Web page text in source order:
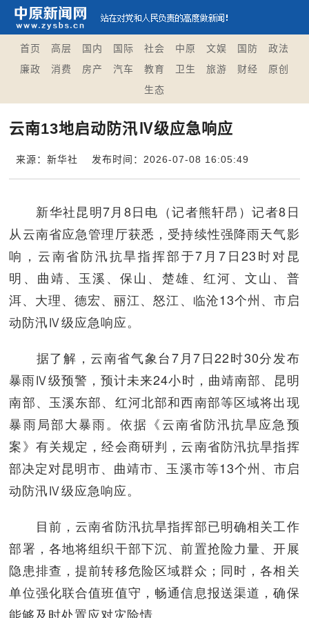
首页 高层 国内 国际 社会 中原 文娱 国防
政法
廉政
消费 房产 汽车 教育 卫生 旅游 财经
原创
生态
云南13地启动防汛Ⅳ级应急响应
来源：新华社 发布时间：2026-07-08 16:05:49
新华社昆明7月8日电（记者熊轩昂）记者8日
从云南省应急管理厅获悉，受持续性强降雨天气影
响，云南省防汛抗旱指挥部于7月7日23时对昆
明、曲靖、玉溪、保山、楚雄、红河、文山、普
洱、大理、德宏、丽江、怒江、临沧13个州、市启
动防汛Ⅳ级应急响应。
据了解，云南省气象台7月7日22时30分发布
暴雨Ⅳ级预警，预计未来24小时，曲靖南部、昆明
南部、玉溪东部、红河北部和西南部等区域将出现
暴雨局部大暴雨。依据《云南省防汛抗旱应急预
案》有关规定，经会商研判，云南省防汛抗旱指挥
部决定对昆明市、曲靖市、玉溪市等13个州、市启
动防汛Ⅳ级应急响应。
目前，云南省防汛抗旱指挥部已明确相关工作
部署，各地将组织干部下沉、前置抢险力量、开展
隐患排查，提前转移危险区域群众；同时，各相关
单位强化联合值班值守，畅通信息报送渠道，确保
能够及时处置应对灾险情。